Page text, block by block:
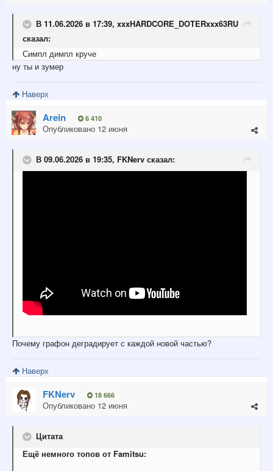
В 11.06.2026 в 17:39, xxxHARDCORE_DOTERxxx63RU
сказал:
Симпл димпл круче
ну ты и зумер
Наверх
Arein 6 410
Опубликовано 12 июня
В 09.06.2026 в 19:35, FKNerv сказал:
Почему графон деградирует с каждой новой частью?
Наверх
FKNerv 18 666
Опубликовано 12 июня
Цитата
Ещё немного топов от Famitsu: